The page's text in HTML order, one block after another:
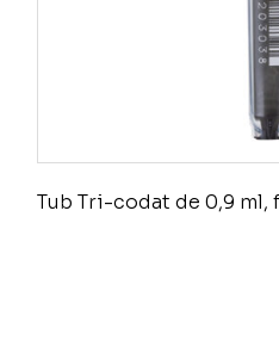
Tub Tri-codat de 0,9 ml,